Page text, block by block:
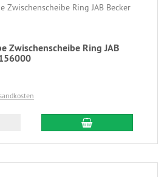
Zwischenscheibe Ring JAB